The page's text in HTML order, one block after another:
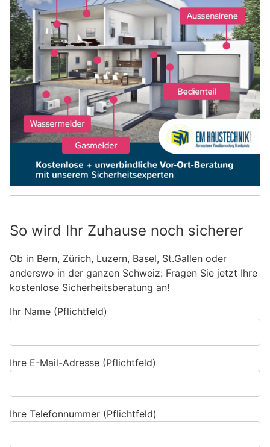
So wird Ihr Zuhause noch sicherer
Ob in Bern, Zürich, Luzern, Basel, St.Gallen oder
anderswo in der ganzen Schweiz: Fragen Sie jetzt Ihre
kostenlose Sicherheitsberatung an!
Ihr Name (Pflichtfeld)
Ihre E-Mail-Adresse (Pflichtfeld)
Ihre Telefonnummer (Pflichtfeld)